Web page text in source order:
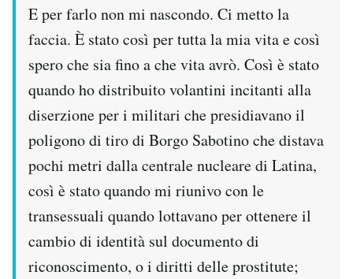
E per farlo non mi nascondo. Ci metto la
faccia. È stato così per tutta la mia vita e così
spero che sia fino a che vita avrò. Così è stato
quando ho distribuito volantini incitanti alla
diserzione per i militari che presidiavano il
poligono di tiro di Borgo Sabotino che distava
pochi metri dalla centrale nucleare di Latina,
così è stato quando mi riunivo con le
transessuali quando lottavano per ottenere il
cambio di identità sul documento di
riconoscimento, o i diritti delle prostitute;